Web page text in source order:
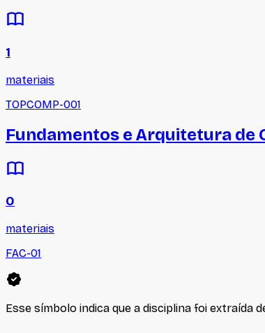
1
materiais
TOPCOMP-001
Fundamentos e Arquitetura de
0
materiais
FAC-01
Esse símbolo indica que a disciplina foi extraída